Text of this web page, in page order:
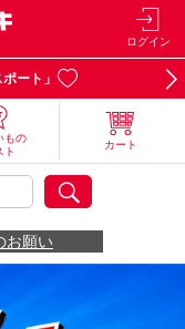
ログイン
ート」
もの
ト
カート
お願い